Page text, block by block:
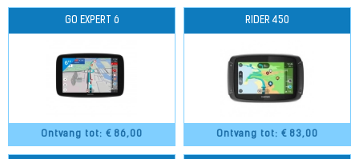
Ontvang tot: € 86,00
GO EXPERT 6
Ontvang tot: € 83,00
RIDER 450